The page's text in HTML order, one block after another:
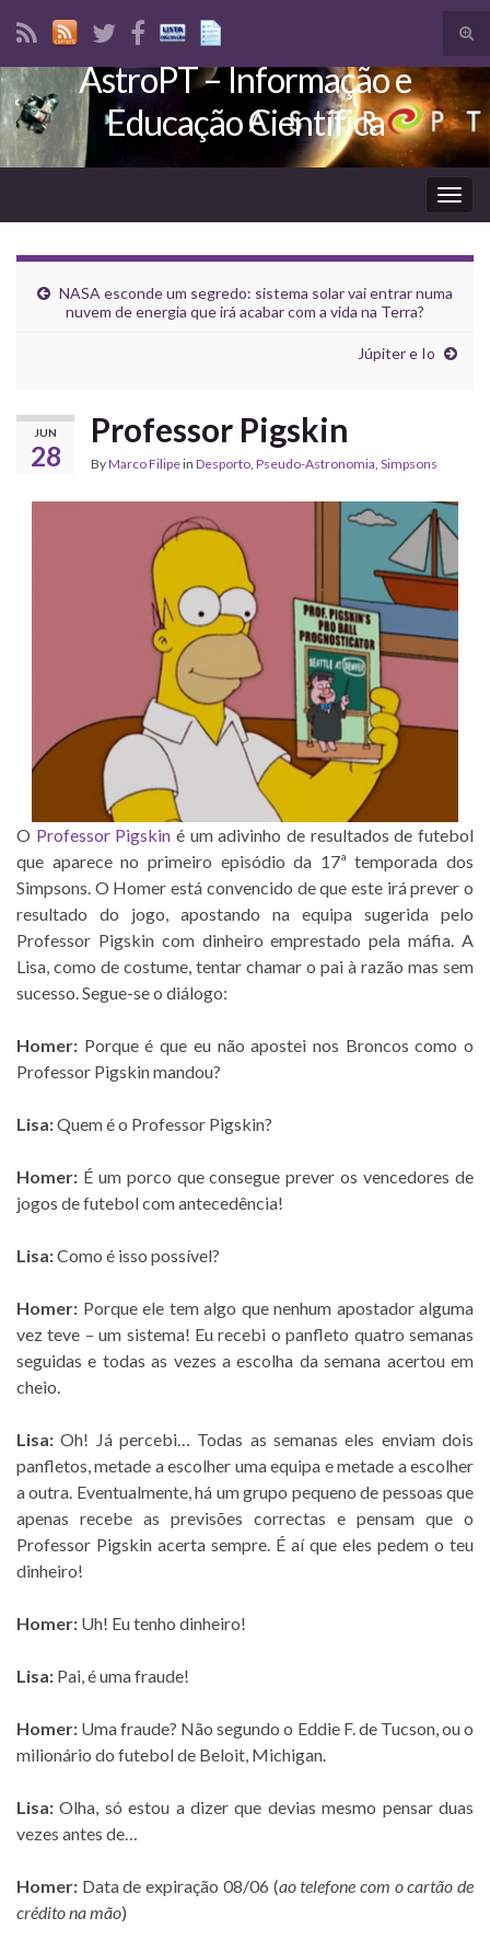
Search for:
AstroPT – Informação e
Educação Científica
NASA esconde um segredo: sistema solar vai entrar numa
nuvem de energia que irá acabar com a vida na Terra?
Júpiter e Io
JUN
28
Professor Pigskin
ByMarco Filipein Desporto, Pseudo-Astronomia, Simpsons
O Professor Pigskin é um adivinho de resultados de futebol
que aparece no primeiro episódio da 17ª temporada dos
Simpsons. O Homer está convencido de que este irá prever o
resultado do jogo, apostando na equipa sugerida pelo
Professor Pigskin com dinheiro emprestado pela máfia. A
Lisa, como de costume, tentar chamar o pai à razão mas sem
sucesso. Segue-se o diálogo:
Homer: Porque é que eu não apostei nos Broncos como o
Professor Pigskin mandou?
Lisa:Quem é o Professor Pigskin?
Homer: É um porco que consegue prever os vencedores de
jogos de futebol com antecedência!
Lisa:Como é isso possível?
Homer: Porque ele tem algo que nenhum apostador alguma
vez teve – um sistema! Eu recebi o panfleto quatro semanas
seguidas e todas as vezes a escolha da semana acertou em
cheio.
Lisa:Oh! Já percebi… Todas as semanas eles enviam dois
panfletos, metade a escolher uma equipa e metade a escolher
a outra. Eventualmente, há um grupo pequeno de pessoas que
apenas recebe as previsões correctas e pensam que o
Professor Pigskin acerta sempre. É aí que eles pedem o teu
dinheiro!
Homer: Uh! Eu tenho dinheiro!
Lisa: Pai, é uma fraude!
Homer: Uma fraude? Não segundo o Eddie F. de Tucson, ou o
milionário do futebol de Beloit, Michigan.
Lisa: Olha, só estou a dizer que devias mesmo pensar duas
vezes antes de…
Homer: Data de expiração 08/06 (ao telefone com o cartão de
crédito na mão)